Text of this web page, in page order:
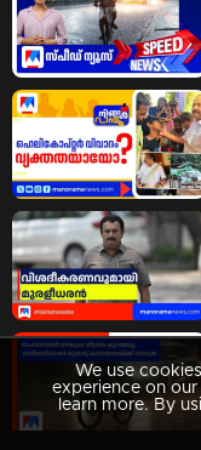
We use
experience on
learn more. By